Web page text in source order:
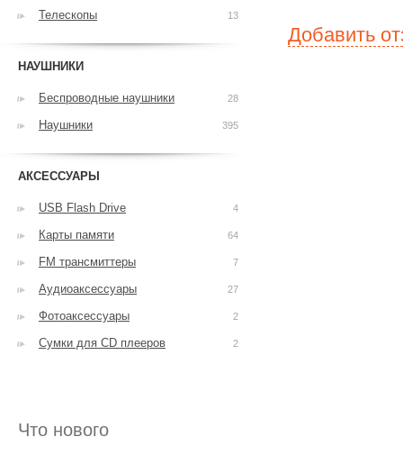
Добавить
Телескопы 13
НАУШНИКИ
Беспроводные наушники 28
Наушники 395
АКСЕССУАРЫ
USB Flash Drive 4
Карты памяти 64
FM трансмиттеры 7
Аудиоаксессуары 27
Фотоаксессуары 2
Сумки для CD плееров 2
Что нового